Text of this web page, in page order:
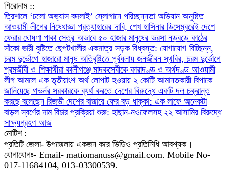
শিরোনাম ::
‎ত্রিশালে ‘চলো অভ্যাস বদলাই’ স্লোগানে পরিচ্ছন্নতা অভিযান অনুষ্ঠিত
আওয়ামী লীগের নিষেধাজ্ঞা প্রত্যাহারের দাবি, শেখ হাসিনার ডিসেম্বরেই দেশে
ফেরার ঘোষণা পাকা সেতুর অভাবে ৫০ হাজার মানুষের ভরসা নড়বড়ে কাঠের
সাঁকো ভারী বৃষ্টিতে ছেপটখালীর একমাত্র সড়ক বিধ্বস্ত: যোগাযোগ বিচ্ছিন্ন,
চরম দুর্ভোগে হাজারো মানুষ অতিবৃষ্টিতে পূর্বধলায় জনজীবন স্থবির, চরম দুর্ভোগে
শ্রমজীবী ও শিক্ষার্থীরা কালীগঞ্জে মাদকসেবীকে কারাদণ্ড ও অর্থদণ্ড আওয়ামী
লীগ আমলে এক তৃতীয়াংশ অর্থ লোপাট হওয়ায় ২ কোটি আমানতকারী বিপাকে
জানিয়েছে গভর্নর সরকারকে ব্যর্থ করতে দেশের বিরুদ্ধে একটি দল চক্রান্ত
করছে বলেছেন রিজভী দেশের বাজারে ফের বড় ধাক্কা: এক লাফে অনেকটা
বাড়ল স্বর্ণের দাম বিচার প্রক্রিয়া শুরু: হাছান-নওফেলসহ ২২ আসামির বিরুদ্ধে
সাক্ষ্যগ্রহণ আজ
নোটিশ :
প্রতিটি জেলা- উপজেলায় একজন করে ভিডিও প্রতিনিধি আবশ্যক।
যোগাযোগঃ- Email- matiomanuss@gmail.com. Mobile No-
017-11684104, 013-03300539.